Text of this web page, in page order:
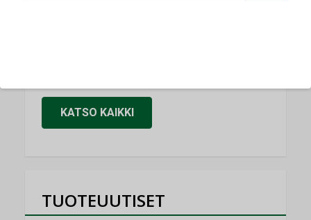
KATSO KAIKKI
TUOTEUUTISET